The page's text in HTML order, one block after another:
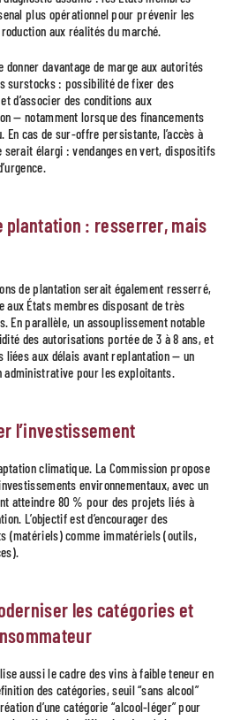
plus opérationnel pour prévenir les
aux réalités du marché.
donner davantage de marge aux autorités
surstocks : possibilité de fixer des
d’associer des conditions aux
— notamment lorsque des financements
En cas de sur-offre persistante, l’accès à
élargi : vendanges en vert, dispositifs
plantation : resserrer, mais
de plantation serait également resserré,
aux États membres disposant de très
En parallèle, un assouplissement notable
des autorisations portée de 3 à 8 ans, et
liées aux délais avant replantation — un
administrative pour les exploitants.
l’investissement
climatique. La Commission propose
environnementaux, avec un
atteindre 80 % pour des projets liés à
L’objectif est d’encourager des
(matériels) comme immatériels (outils,
les catégories et
aussi le cadre des vins à faible teneur en
des catégories, seuil “sans alcool”
d’une catégorie “alcool-léger” pour